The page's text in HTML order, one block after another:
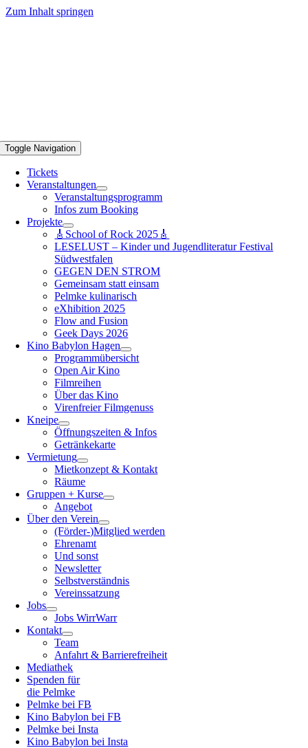
Zum Inhalt springen
Toggle Navigation
Tickets
Veranstaltungen
Veranstaltungsprogramm
Infos zum Booking
Projekte
🎸School of Rock 2025🎸
LESELUST – Kinder und Jugendliteratur Festival
Südwestfalen
GEGEN DEN STROM
Gemeinsam statt einsam
Pelmke kulinarisch
eXhibition 2025
Flow and Fusion
Geek Days 2026
Kino Babylon Hagen
Programmübersicht
Open Air Kino
Filmreihen
Über das Kino
Virenfreier Filmgenuss
Kneipe
Öffnungszeiten & Infos
Getränkekarte
Vermietung
Mietkonzept & Kontakt
Räume
Gruppen + Kurse
Angebot
Über den Verein
(Förder-)Mitglied werden
Ehrenamt
Und sonst
Newsletter
Selbstverständnis
Vereinssatzung
Jobs
Jobs WirrWarr
Kontakt
Team
Anfahrt & Barrierefreiheit
Mediathek
Spenden für
die Pelmke
Pelmke bei FB
Kino Babylon bei FB
Pelmke bei Insta
Kino Babylon bei Insta